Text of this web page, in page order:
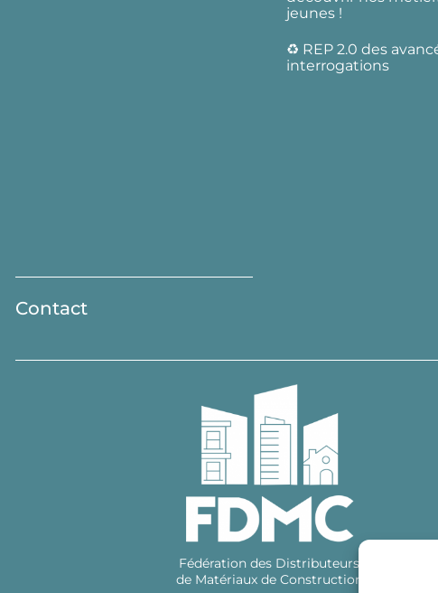
jeunes !
♻️ REP 2.0 des
interrogations
Contact
Fédération des Distributeurs
de Matériaux de Construction